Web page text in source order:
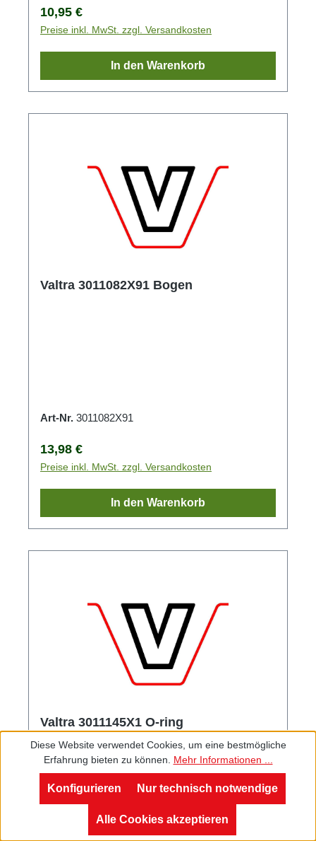
Regulärer Preis:
10,95 €
Preise inkl. MwSt. zzgl. Versandkosten
In den Warenkorb
Valtra 3011082X91 Bogen
Art-Nr. 3011082X91
Regulärer Preis:
13,98 €
Preise inkl. MwSt. zzgl. Versandkosten
In den Warenkorb
Valtra 3011145X1 O-ring
Diese Website verwendet Cookies, um eine bestmögliche
Erfahrung bieten zu können. Mehr Informationen ...
Nur technisch notwendige
Konfigurieren
Alle Cookies akzeptieren